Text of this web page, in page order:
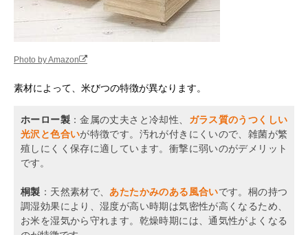
Photo by Amazon
素材によって、米びつの特徴が異なります。
ホーロー製：金属の丈夫さと冷却性、 ガラス質のうつくしい
光沢と色合いが特徴です。汚れが付きにくいので、雑菌が繁
殖しにくく保存に適しています。衝撃に弱いのがデメリット
です。
桐製 ：天然素材で、あたたかみのある風合いです。桐の持つ
調湿効果により、湿度が高い時期は気密性が高くなるため、
お米を湿気から守れます。乾燥時期には、通気性がよくなる